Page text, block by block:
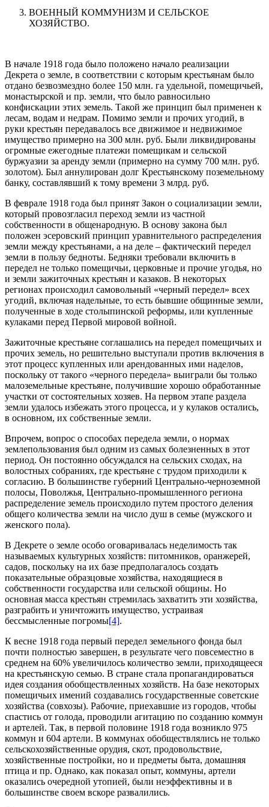
ВОЕННЫЙ КОММУНИЗМ И СЕЛЬСКОЕ
ХОЗЯЙСТВО.
В начале 1918 года было положено начало реализации
Декрета о земле, в соответствии с которым крестьянам было
отдано безвозмездно более 150 млн. га удельной, помещичьей,
монастырской и пр. земли, что было равносильно
конфискации этих земель. Такой же принцип был применен к
лесам, водам и недрам. Помимо земли и прочих угодий, в
руки крестьян передавалось все движимое и недвижимое
имущество примерно на 300 млн. руб. Были ликвидированы
огромные ежегодные платежи помещикам и сельской
буржуазии за аренду земли (примерно на сумму 700 млн. руб.
золотом). Был аннулирован долг Крестьянскому поземельному
банку, составлявший к тому времени 3 млрд. руб.
В феврале 1918 года был принят Закон о социализации земли,
который провозгласил переход земли из частной
собственности в общенародную. В основу закона был
положен эсеровский принцип уравнительного распределения
земли между крестьянами, а на деле – фактический передел
земли в пользу бедноты. Бедняки требовали включить в
передел не только помещичьи, церковные и прочие угодья, но
и земли зажиточных крестьян и казаков. В некоторых
регионах происходил самовольный «черный передел» всех
угодий, включая надельные, то есть бывшие общинные земли,
полученные в ходе столыпинской реформы, или купленные
кулаками перед Первой мировой войной.
Зажиточные крестьяне соглашались на передел помещичьих и
прочих земель, но решительно выступали против включения в
этот процесс купленных или арендованных ими наделов,
поскольку от такого «черного передела» выиграли бы только
малоземельные крестьяне, получившие хорошо обработанные
участки от состоятельных хозяев. На первом этапе раздела
земли удалось избежать этого процесса, и у кулаков остались,
в основном, их собственные земли.
Впрочем, вопрос о способах передела земли, о нормах
землепользования был одним из самых болезненных в этот
период. Он постоянно обсуждался на сельских сходах, на
волостных собраниях, где крестьяне с трудом приходили к
согласию. В большинстве губерний Центрально-черноземной
полосы, Поволжья, Центрально-промышленного региона
распределение земель происходило путем простого деления
общего количества земли на число душ в семье (мужского и
женского пола).
В Декрете о земле особо оговаривалась неделимость так
называемых культурных хозяйств: питомников, оранжерей,
садов, поскольку на их базе предполагалось создать
показательные образцовые хозяйства, находящиеся в
собственности государства или сельской общины. Но
основная масса крестьян стремилась захватить эти хозяйства,
разграбить и уничтожить имущество, устраивая
бессмысленные погромы[4].
К весне 1918 года первый передел земельного фонда был
почти полностью завершен, в результате чего повсеместно в
среднем на 60% увеличилось количество земли, приходящееся
на крестьянскую семью. В стране стала пропагандироваться
идея создания обобществленных хозяйств. На базе некоторых
помещичьих имений создавались государственные советские
хозяйства (совхозы). Рабочие, приехавшие из городов, чтобы
спастись от голода, проводили агитацию по созданию коммун
и артелей. Так, в первой половине 1918 года возникло 975
коммун и 604 артели. В коммунах обобществлялись не только
сельскохозяйственные орудия, скот, продовольствие,
хозяйственные постройки, но и предметы быта, домашняя
птица и пр. Однако, как показал опыт, коммуны, артели
оказались очередной утопией, были неэффективны и в
большинстве своем вскоре развалились.